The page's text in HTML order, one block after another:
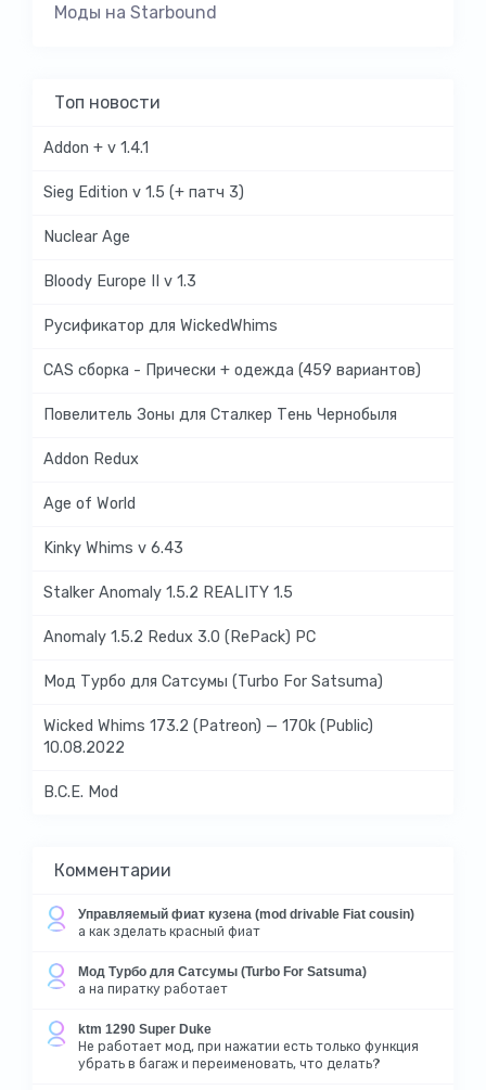
Моды на Starbound
Топ новости
Addon + v 1.4.1
Sieg Edition v 1.5 (+ патч 3)
Nuclear Age
Bloody Europe II v 1.3
Русификатор для WickedWhims
CAS сборка - Прически + одежда (459 вариантов)
Повелитель Зоны для Сталкер Тень Чернобыля
Addon Redux
Age of World
Kinky Whims v 6.43
Stalker Anomaly 1.5.2 REALITY 1.5
Anomaly 1.5.2 Redux 3.0 (RePack) PC
Мод Турбо для Сатсумы (Turbo For Satsuma)
Wicked Whims 173.2 (Patreon) — 170k (Public)
10.08.2022
B.C.E. Mod
Комментарии
Управляемый фиат кузена (mod drivable Fiat cousin)
а как зделать красный фиат
Мод Турбо для Сатсумы (Turbo For Satsuma)
а на пиратку работает
ktm 1290 Super Duke
Не работает мод, при нажатии есть только функция
убрать в багаж и переименовать, что делать?